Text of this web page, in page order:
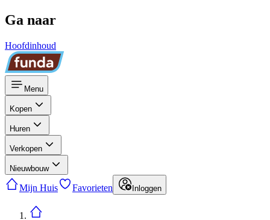
Ga naar
Hoofdinhoud
Menu
Kopen
Huren
Verkopen
Nieuwbouw
Mijn Huis Favorieten Inloggen